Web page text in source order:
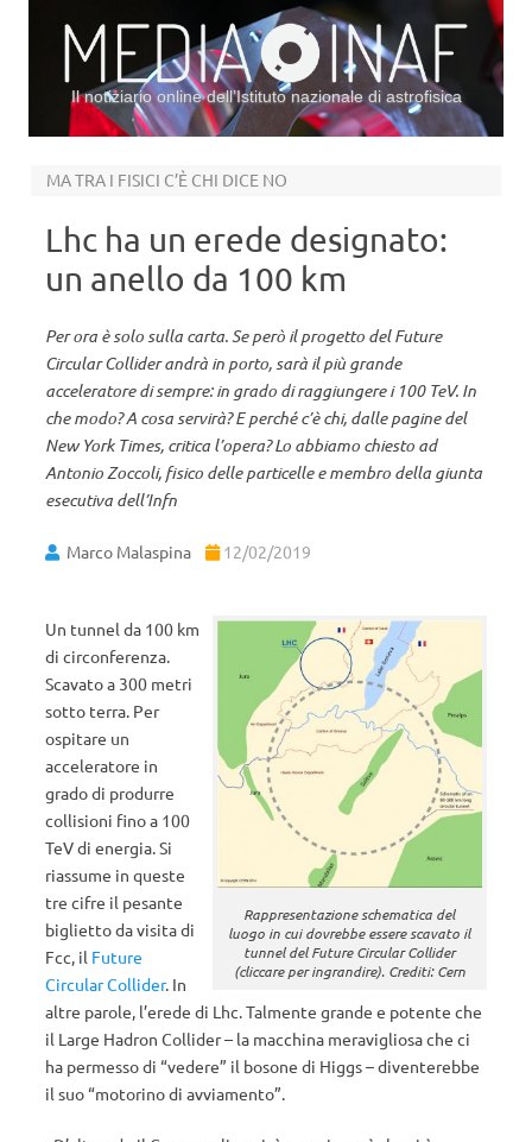
Il notiziario online dell’Istituto nazionale di astrofisica
MA TRA I FISICI C’È CHI DICE NO
Lhc ha un erede designato:
un anello da 100 km
Per ora è solo sulla carta. Se però il progetto del Future
Circular Collider andrà in porto, sarà il più grande
acceleratore di sempre: in grado di raggiungere i 100 TeV. In
che modo? A cosa servirà? E perché c’è chi, dalle pagine del
New York Times, critica l’opera? Lo abbiamo chiesto ad
Antonio Zoccoli, fisico delle particelle e membro della giunta
esecutiva dell’Infn
Marco Malaspina 12/02/2019
Rappresentazione schematica del
luogo in cui dovrebbe essere scavato il
tunnel del Future Circular Collider
(cliccare per ingrandire). Crediti: Cern
Un tunnel da 100 km
di circonferenza.
Scavato a 300 metri
sotto terra. Per
ospitare un
acceleratore in
grado di produrre
collisioni fino a 100
TeV di energia. Si
riassume in queste
tre cifre il pesante
biglietto da visita di
Fcc, il Future
Circular Collider. In
altre parole, l’erede di Lhc. Talmente grande e potente che
il Large Hadron Collider – la macchina meravigliosa che ci
ha permesso di “vedere” il bosone di Higgs – diventerebbe
il suo “motorino di avviamento”.